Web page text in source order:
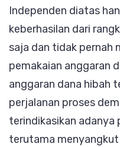
Independen diatas
keberhasilan dari
saja dan tidak pernah
pemakaian anggaran
anggaran dana hibah
perjalanan proses
terindikasikan adanya
terutama